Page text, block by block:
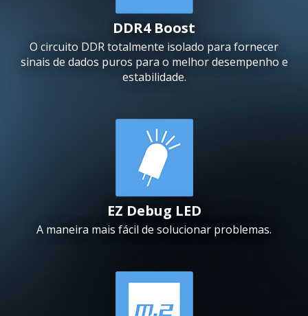
DDR4 Boost
O circuito DDR totalmente isolado para fornecer
sinais de dados puros para o melhor desempenho e
estabilidade.
EZ Debug LED
A maneira mais fácil de solucionar problemas.